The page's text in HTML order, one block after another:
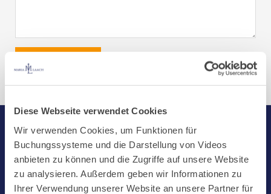
Diese Webseite verwendet Cookies
Wir verwenden Cookies, um Funktionen für
Buchungssysteme und die Darstellung von Videos
anbieten zu können und die Zugriffe auf unsere Website
zu analysieren. Außerdem geben wir Informationen zu
Ihrer Verwendung unserer Website an unsere Partner für
Start
Aktuelles
Kloster